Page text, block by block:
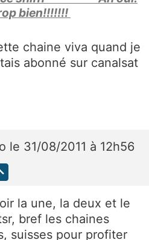
bien!!!!!!!
chaine viva quand je
abonné sur canalsat
le 31/08/2011 à 12h56
la une, la deux et le
bref les chaines
suisses pour profiter